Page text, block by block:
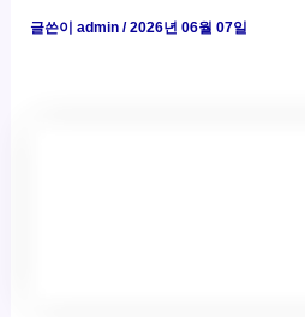
글쓴이admin/2026년 06월 07일